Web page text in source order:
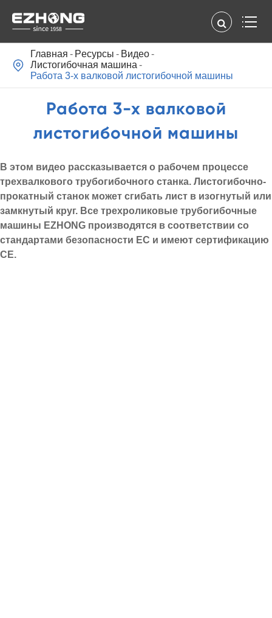

Главная Pесурсы
Видео
Листогибочная машина
Работа 3-х валковой листогибочной машины
Работа 3-х валковой
листогибочной машины
В этом видео рассказывается о рабочем процессе
трехвалкового трубогибочного станка. Листогибочно-
прокатный станок может сгибать лист в изогнутый или
замкнутый круг. Все трехроликовые трубогибочные
машины EZHONG производятся в соответствии со
стандартами безопасности ЕС и имеют сертификацию
CE.